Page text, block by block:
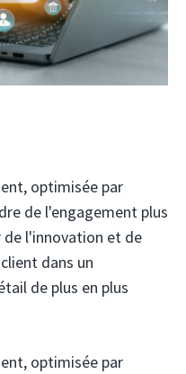
optimisée par
de l'engagement plus
de l'innovation et de
dans un
de plus en plus
optimisée par